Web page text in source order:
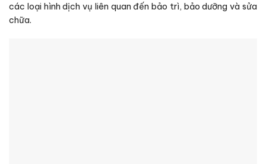
các loại hình dịch vụ liên quan đến bảo trì, bảo dưỡng và sửa
chữa.